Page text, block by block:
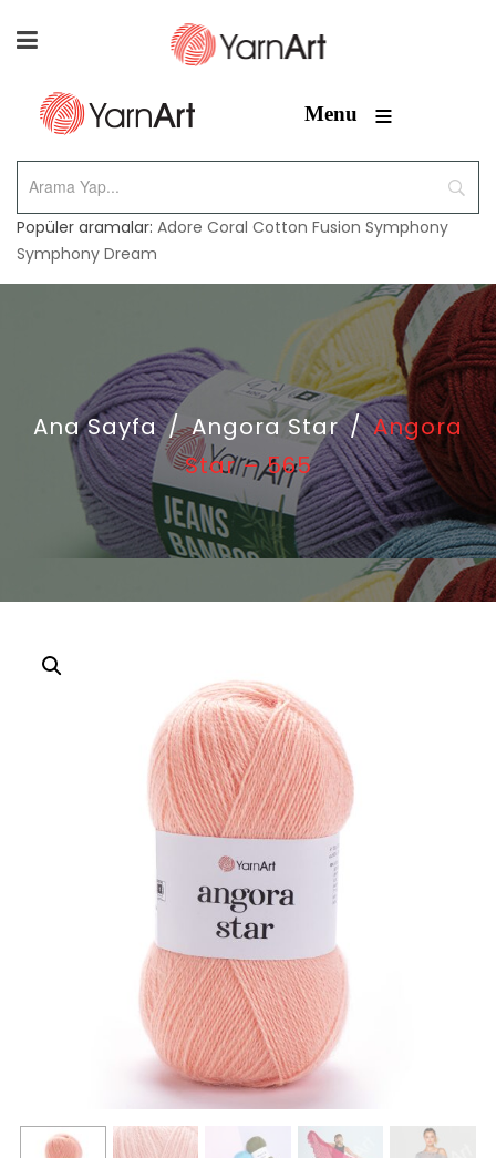
Menu ≡
Popüler aramalar: Adore Coral Cotton Fusion Symphony
Symphony Dream
Ana Sayfa / Angora Star / Angora
Star – 565